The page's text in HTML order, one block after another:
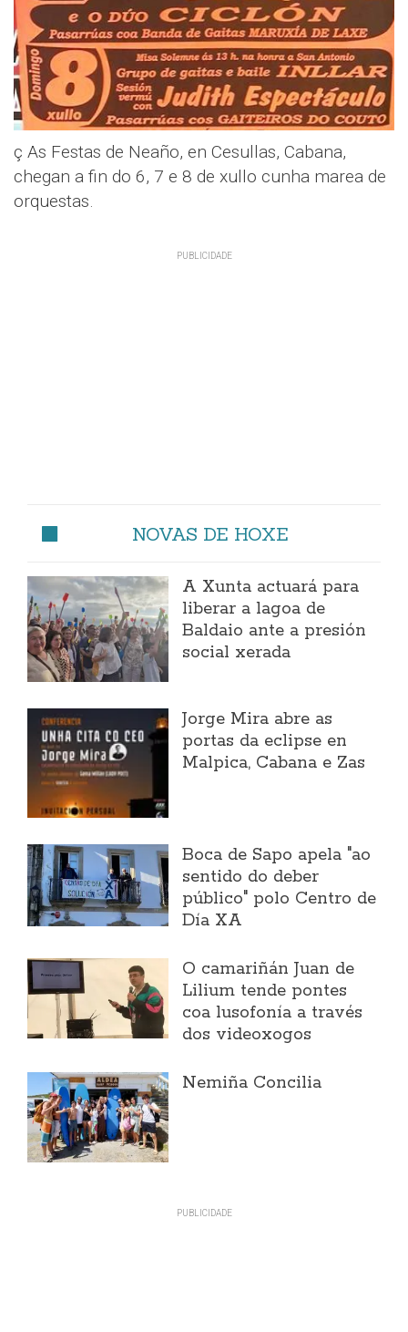
ç As Festas de Neaño, en Cesullas, Cabana,
chegan a fin do 6, 7 e 8 de xullo cunha marea de
orquestas.
NOVAS DE HOXE
A Xunta actuará para
liberar a lagoa de
Baldaio ante a presión
social xerada
Jorge Mira abre as
portas da eclipse en
Malpica, Cabana e Zas
Boca de Sapo apela "ao
sentido do deber
público" polo Centro de
Día XA
O camariñán Juan de
Lilium tende pontes
coa lusofonía a través
dos videoxogos
Nemiña Concilia